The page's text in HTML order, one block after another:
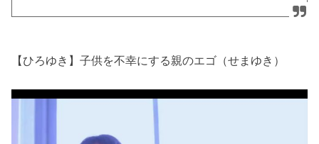
【ひろゆき】子供を不幸にする親のエゴ（せまゆき）